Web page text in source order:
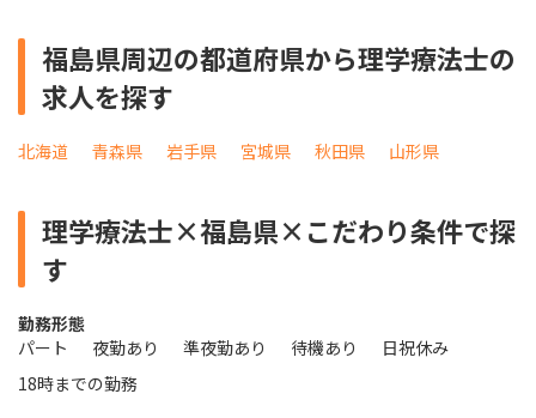
福島県周辺の都道府県から理学療法士の
求人を探す
北海道 青森県 岩手県 宮城県 秋田県 山形県
理学療法士×福島県×こだわり条件で探
す
勤務形態
パート
夜勤あり 準夜勤あり 待機あり
日祝休み
18時までの勤務